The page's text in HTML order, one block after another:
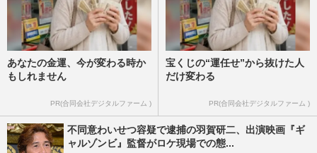
あなたの金運、今が変わる時か
もしれません
PR(合同会社デジタルファーム )
宝くじの“運任せ”から抜けた人
だけ変わる
PR(合同会社デジタルファーム )
不同意わいせつ容疑で逮捕の羽賀研二、出演映画『ギ
ャルゾンビ』監督がロケ現場での態...